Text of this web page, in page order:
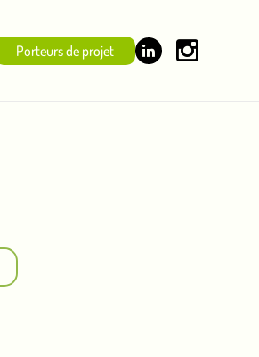
Porteurs de projet